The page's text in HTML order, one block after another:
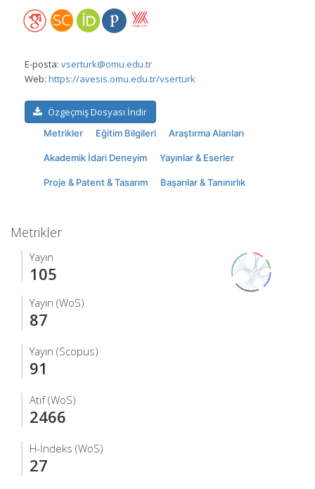
E-posta: vserturk@omu.edu.tr
Web: https://avesis.omu.edu.tr/vserturk
Özgeçmiş Dosyası İndir
Metrikler Eğitim Bilgileri Araştırma Alanları
Akademik İdari Deneyim Yayınlar & Eserler
Proje & Patent & Tasarım Başarılar & Tanınırlık
Metrikler
Yayın
105
Yayın (WoS)
87
Yayın (Scopus)
91
Atıf (WoS)
2466
H-İndeks (WoS)
27